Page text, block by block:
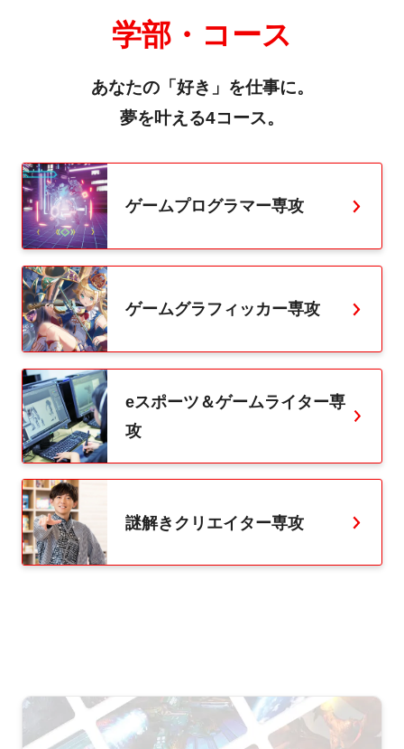
学部・コース
あなたの「好き」を仕事に。
夢を叶える4コース。
ゲームプログラマー専攻
ゲームグラフィッカー専攻
eスポーツ＆ゲームライター専
攻
謎解きクリエイター専攻